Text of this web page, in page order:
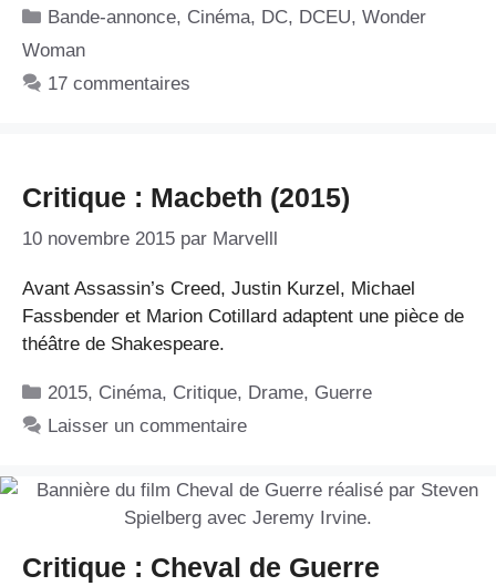
Catégories
Bande-annonce, Cinéma, DC, DCEU,Wonder
Woman
17 commentaires
Critique : Macbeth (2015)
10 novembre 2015 par Marvelll
Avant Assassin’s Creed, Justin Kurzel, Michael
Fassbender et Marion Cotillard adaptent une pièce de
théâtre de Shakespeare.
Catégories
2015, Cinéma, Critique, Drame, Guerre
Laisser un commentaire
Critique : Cheval de Guerre